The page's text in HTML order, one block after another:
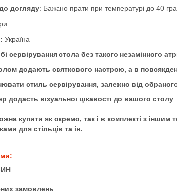
догляду: Бажано прати при температурі до 40
Україна
сервірування стола без такого незамінного
додають святкового настрою, а в
стиль сервірування, залежно від
додасть візуальної цікавості до вашого столу
купити як окремо, так і в комплекті з
для стільців та ін.
замовлень